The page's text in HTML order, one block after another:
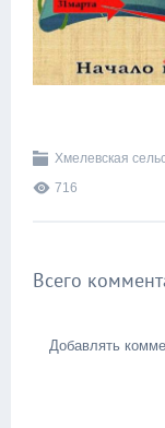
Хмелевcкая
716
Всего
Добавлять